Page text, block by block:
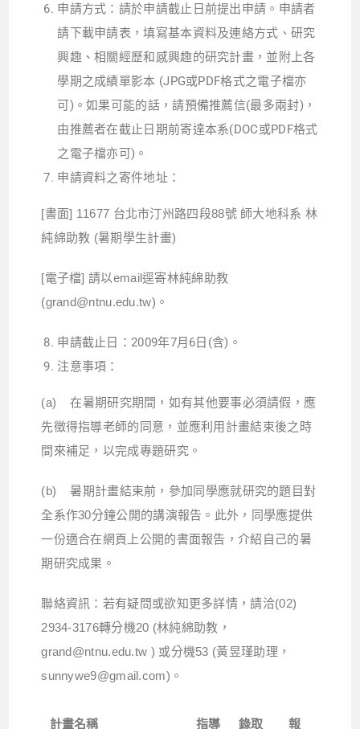
申請方式：請於申請截止日前提出申請。申請者
請下載申請表，填寫基本資料及連絡方式、研究
興趣、相關經歷和感興趣的研究計畫，並附上各
學期之成績單影本 (JPG或PDF格式之電子檔亦
可)。如果可能的話，請預備推薦信(最多兩封)，
由推薦者在截止日期前寄達本系(DOC或PDF格式
之電子檔亦可)。
申請資料之寄件地址：
[書面] 11677 台北市汀州路四段88號 師大地科系 林
純綿助教 (暑期學生計畫)
[電子檔] 請以email逕寄林純綿助教
(grand@ntnu.edu.tw)。
申請截止日：2009年7月6日(含)。
注意事項：
(a) 在暑期研究期間，如有其他要事必須請假，應
先徵得指導老師的同意，並應利用計畫結束後之時
間來補足，以完成專題研究。
(b) 暑期計畫結束前，參加同學應就研究的題目對
全系作30分鐘公開的講演報告。此外，同學應提供
一份適合在網頁上公開的書面報告，介紹自己的暑
期研究成果。
聯絡資訊：若有疑問或欲知更多詳情，請洽(02)
2934-3176轉分機20 (林純綿助教，
grand@ntnu.edu.tw ) 或分機53 (黃昱瑾助理，
sunnywe9@gmail.com)。
計畫名稱 指導 錄取 報